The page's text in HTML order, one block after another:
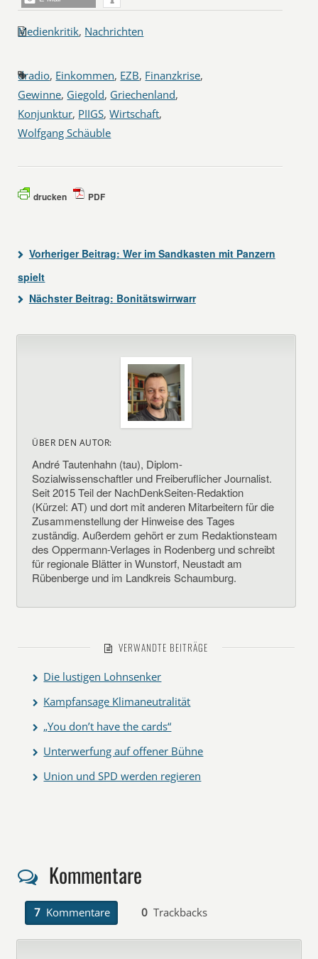
Medienkritik, Nachrichten
dradio, Einkommen, EZB, Finanzkrise,
Gewinne, Giegold, Griechenland,
Konjunktur, PIIGS,Wirtschaft,
Wolfgang Schäuble
drucken PDF
Vorheriger Beitrag: Wer im Sandkasten mit Panzern
spielt
Nächster Beitrag: Bonitätswirrwarr
ÜBER DEN AUTOR:
André Tautenhahn (tau), Diplom-
Sozialwissenschaftler und Freiberuflicher Journalist.
Seit 2015 Teil der NachDenkSeiten-Redaktion
(Kürzel: AT) und dort mit anderen Mitarbeitern für die
Zusammenstellung der Hinweise des Tages
zuständig. Außerdem gehört er zum Redaktionsteam
des Oppermann-Verlages in Rodenberg und schreibt
für regionale Blätter in Wunstorf, Neustadt am
Rübenberge und im Landkreis Schaumburg.
VERWANDTE BEITRÄGE
Die lustigen Lohnsenker
Kampfansage Klimaneutralität
„You don’t have the cards“
Unterwerfung auf offener Bühne
Union und SPD werden regieren
Kommentare
7 Kommentare 0 Trackbacks